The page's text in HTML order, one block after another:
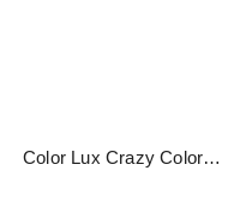
Color Lux Crazy Coloração Directa Rosa 150ml